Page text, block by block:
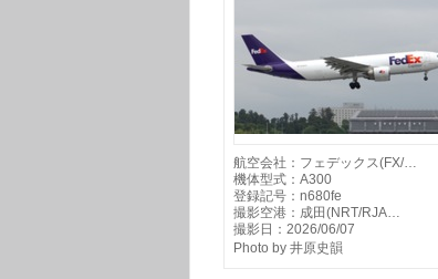
航空会社：フェデックス(FX/…
機体型式：A300
登録記号：n680fe
撮影空港：成田(NRT/RJA…
撮影日：2026/06/07
Photo by 井原史韻